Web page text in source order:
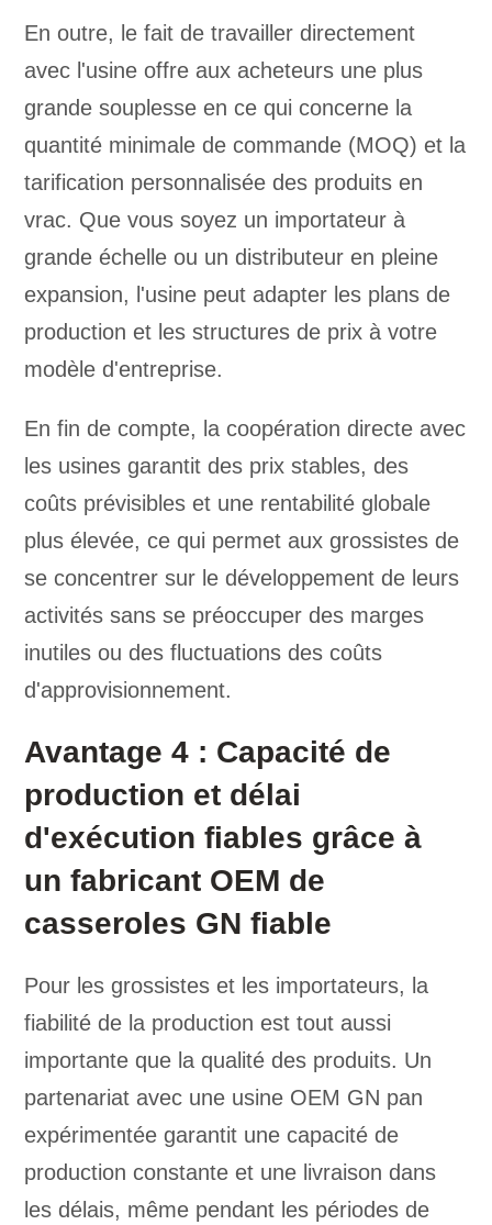
En outre, le fait de travailler directement
avec l'usine offre aux acheteurs une plus
grande souplesse en ce qui concerne la
quantité minimale de commande (MOQ) et la
tarification personnalisée des produits en
vrac. Que vous soyez un importateur à
grande échelle ou un distributeur en pleine
expansion, l'usine peut adapter les plans de
production et les structures de prix à votre
modèle d'entreprise.
En fin de compte, la coopération directe avec
les usines garantit des prix stables, des
coûts prévisibles et une rentabilité globale
plus élevée, ce qui permet aux grossistes de
se concentrer sur le développement de leurs
activités sans se préoccuper des marges
inutiles ou des fluctuations des coûts
d'approvisionnement.
Avantage 4 : Capacité de
production et délai
d'exécution fiables grâce à
un fabricant OEM de
casseroles GN fiable
Pour les grossistes et les importateurs, la
fiabilité de la production est tout aussi
importante que la qualité des produits. Un
partenariat avec une usine OEM GN pan
expérimentée garantit une capacité de
production constante et une livraison dans
les délais, même pendant les périodes de